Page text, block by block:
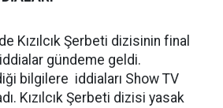
Kızılcık Şerbeti dizisinin final
gündeme geldi.
bilgilere iddiaları Show TV
Kızılcık Şerbeti dizisi yasak